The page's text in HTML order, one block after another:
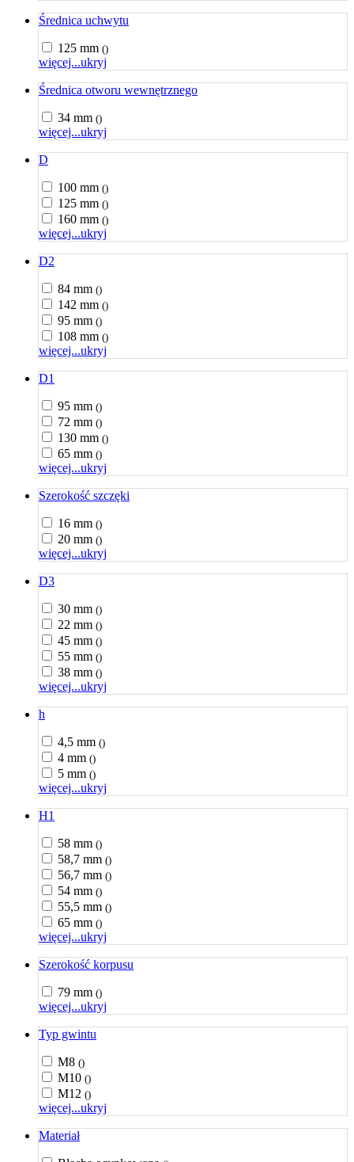
Średnica uchwytu
125 mm ()
więcej...ukryj
Średnica otworu wewnętrznego
34 mm ()
więcej...ukryj
D
100 mm ()
125 mm ()
160 mm ()
więcej...ukryj
D2
84 mm ()
142 mm ()
95 mm ()
108 mm ()
więcej...ukryj
D1
95 mm ()
72 mm ()
130 mm ()
65 mm ()
więcej...ukryj
Szerokość szczęki
16 mm ()
20 mm ()
więcej...ukryj
D3
30 mm ()
22 mm ()
45 mm ()
55 mm ()
38 mm ()
więcej...ukryj
h
4,5 mm ()
4 mm ()
5 mm ()
więcej...ukryj
H1
58 mm ()
58,7 mm ()
56,7 mm ()
54 mm ()
55,5 mm ()
65 mm ()
więcej...ukryj
Szerokość korpusu
79 mm ()
więcej...ukryj
Typ gwintu
M8 ()
M10 ()
M12 ()
więcej...ukryj
Materiał